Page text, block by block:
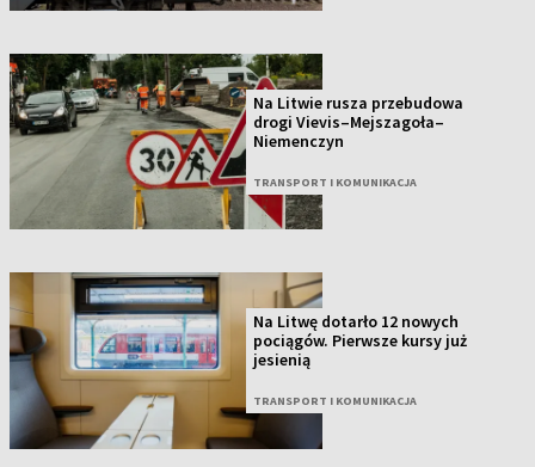
Na Litwie rusza przebudowa
drogi Vievis–Mejszagoła–
Niemenczyn
TRANSPORT I KOMUNIKACJA
Na Litwę dotarło 12 nowych
pociągów. Pierwsze kursy już
jesienią
TRANSPORT I KOMUNIKACJA